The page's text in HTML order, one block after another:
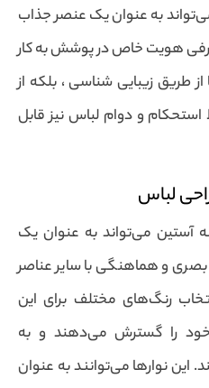
به عنوان یک عنصر جذاب
هویت خاص در پوشش به کار
طریق زیبایی شناسی ، بلکه از
و دوام لباس نیز قابل
لباس
آستین می‌تواند به عنوان یک
بصری و هماهنگی با سایر عناصر
رنگ‌های مختلف برای این
خود را گسترش می‌دهند و به
نوارها می‌توانند به عنوان